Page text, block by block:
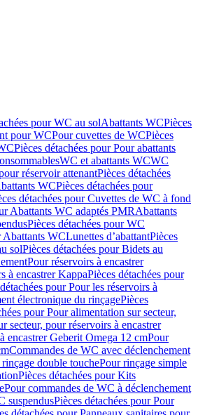
pour WC au solAbattants WCPièces
pour WCPour cuvettes de WCPièces
Pièces détachées pour Pour abattants
WC et abattants WCWC
réservoir attenantPièces détachées
WCPièces détachées pour
détachées pour Cuvettes de WC à fond
Abattants WC adaptés PMRAbattants
Pièces détachées pour WC
Abattants WCLunettes d’abattantPièces
solPièces détachées pour Bidets au
Pour réservoirs à encastrer
à encastrer KappaPièces détachées pour
pour Pour les réservoirs à
électronique du rinçagePièces
pour Pour alimentation sur secteur,
secteur, pour réservoirs à encastrer
encastrer Geberit Omega 12 cmPour
Commandes de WC avec déclenchement
double touchePour rinçage simple
Pièces détachées pour Kits
Pour commandes de WC à déclenchement
suspendusPièces détachées pour Pour